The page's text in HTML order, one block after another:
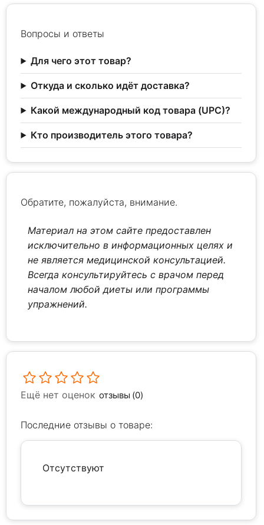
Вопросы и ответы
Для чего этот товар?
Откуда и сколько идёт доставка?
Какой международный код товара (UPC)?
Кто производитель этого товара?
Обратите, пожалуйста, внимание.
Материал на этом сайте предоставлен
исключительно в информационных целях и
не является медицинской консультацией.
Всегда консультируйтесь с врачом перед
началом любой диеты или программы
упражнений.
Ещё нет оценок отзывы (0)
Последние отзывы о товаре:
Отсутствуют